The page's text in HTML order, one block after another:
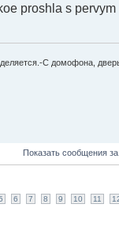
proshla s pervym
С домофона,
Показать сообщения за:
6 7 8 9 10 11